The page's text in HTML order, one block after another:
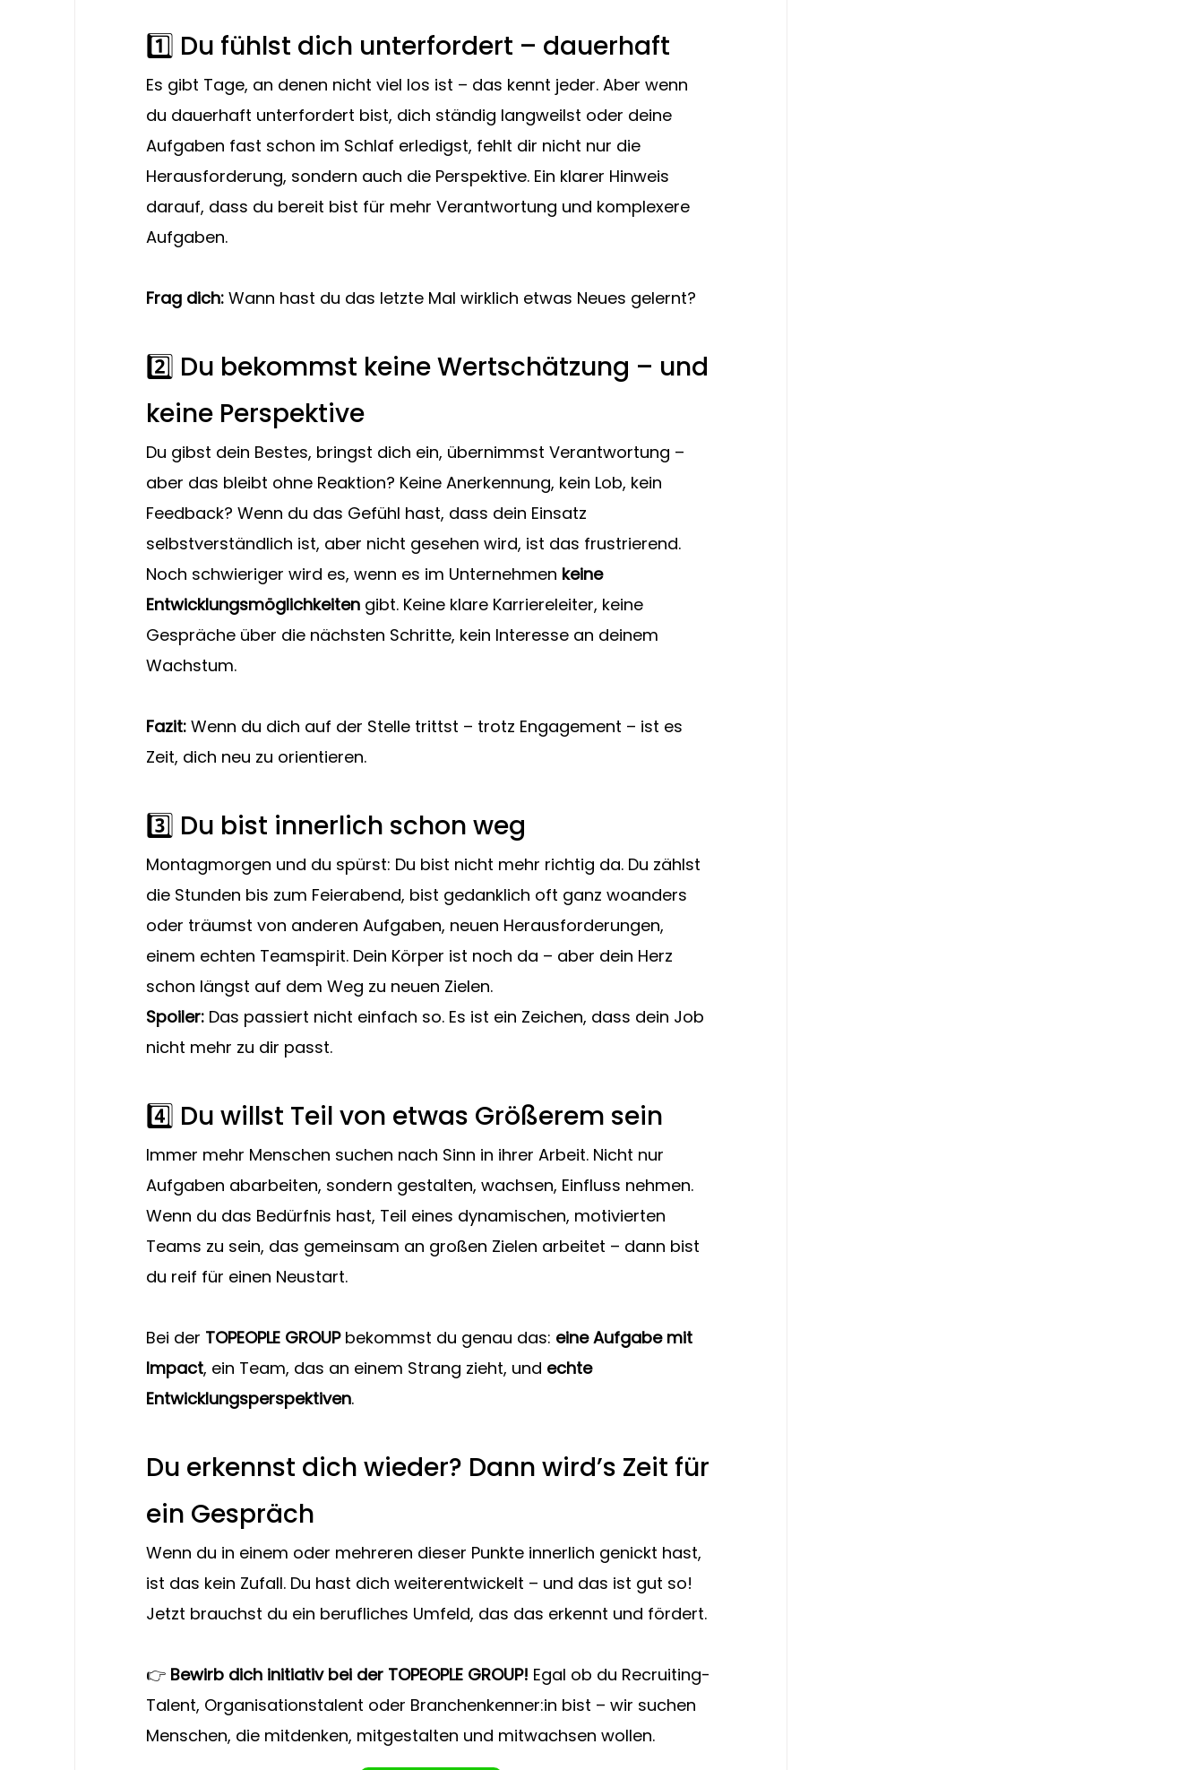
1️⃣ Du fühlst dich unterfordert – dauerhaft
Es gibt Tage, an denen nicht viel los ist – das kennt jeder. Aber wenn
du dauerhaft unterfordert bist, dich ständig langweilst oder deine
Aufgaben fast schon im Schlaf erledigst, fehlt dir nicht nur die
Herausforderung, sondern auch die Perspektive. Ein klarer Hinweis
darauf, dass du bereit bist für mehr Verantwortung und komplexere
Aufgaben.
Frag dich: Wann hast du das letzte Mal wirklich etwas Neues gelernt?
2️⃣ Du bekommst keine Wertschätzung – und
keine Perspektive
Du gibst dein Bestes, bringst dich ein, übernimmst Verantwortung –
aber das bleibt ohne Reaktion? Keine Anerkennung, kein Lob, kein
Feedback? Wenn du das Gefühl hast, dass dein Einsatz
selbstverständlich ist, aber nicht gesehen wird, ist das frustrierend.
Noch schwieriger wird es, wenn es im Unternehmen keine
Entwicklungsmöglichkeiten gibt. Keine klare Karriereleiter, keine
Gespräche über die nächsten Schritte, kein Interesse an deinem
Wachstum.
Fazit: Wenn du dich auf der Stelle trittst – trotz Engagement – ist es
Zeit, dich neu zu orientieren.
3️⃣ Du bist innerlich schon weg
Montagmorgen und du spürst: Du bist nicht mehr richtig da. Du zählst
die Stunden bis zum Feierabend, bist gedanklich oft ganz woanders
oder träumst von anderen Aufgaben, neuen Herausforderungen,
einem echten Teamspirit. Dein Körper ist noch da – aber dein Herz
schon längst auf dem Weg zu neuen Zielen.
Spoiler: Das passiert nicht einfach so. Es ist ein Zeichen, dass dein Job
nicht mehr zu dir passt.
4️⃣ Du willst Teil von etwas Größerem sein
Immer mehr Menschen suchen nach Sinn in ihrer Arbeit. Nicht nur
Aufgaben abarbeiten, sondern gestalten, wachsen, Einfluss nehmen.
Wenn du das Bedürfnis hast, Teil eines dynamischen, motivierten
Teams zu sein, das gemeinsam an großen Zielen arbeitet – dann bist
du reif für einen Neustart.
Bei der TOPEOPLE GROUP bekommst du genau das: eine Aufgabe mit
Impact, ein Team, das an einem Strang zieht, und echte
Entwicklungsperspektiven.
Du erkennst dich wieder? Dann wird’s Zeit für
ein Gespräch
Wenn du in einem oder mehreren dieser Punkte innerlich genickt hast,
ist das kein Zufall. Du hast dich weiterentwickelt – und das ist gut so!
Jetzt brauchst du ein berufliches Umfeld, das das erkennt und fördert.
👉 Bewirb dich initiativ bei der TOPEOPLE GROUP! Egal ob du Recruiting-
Talent, Organisationstalent oder Branchenkenner:in bist – wir suchen
Menschen, die mitdenken, mitgestalten und mitwachsen wollen.